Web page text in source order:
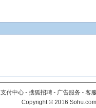
支付中心 - 搜狐招聘 - 广告服务 - 客
Copyright©2016